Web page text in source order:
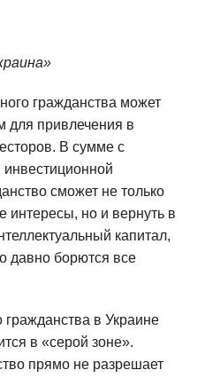
гражданства может
для привлечения в
В сумме с
сможет не только
интересы, но и вернуть в
капитал,
давно борются все
гражданства в Украине
в «серой зоне».
прямо не разрешает